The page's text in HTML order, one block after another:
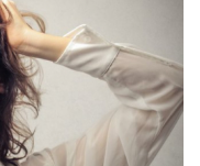
chuyện thời sự
truyện đêm khuya
sổ tình yêu
cho bé